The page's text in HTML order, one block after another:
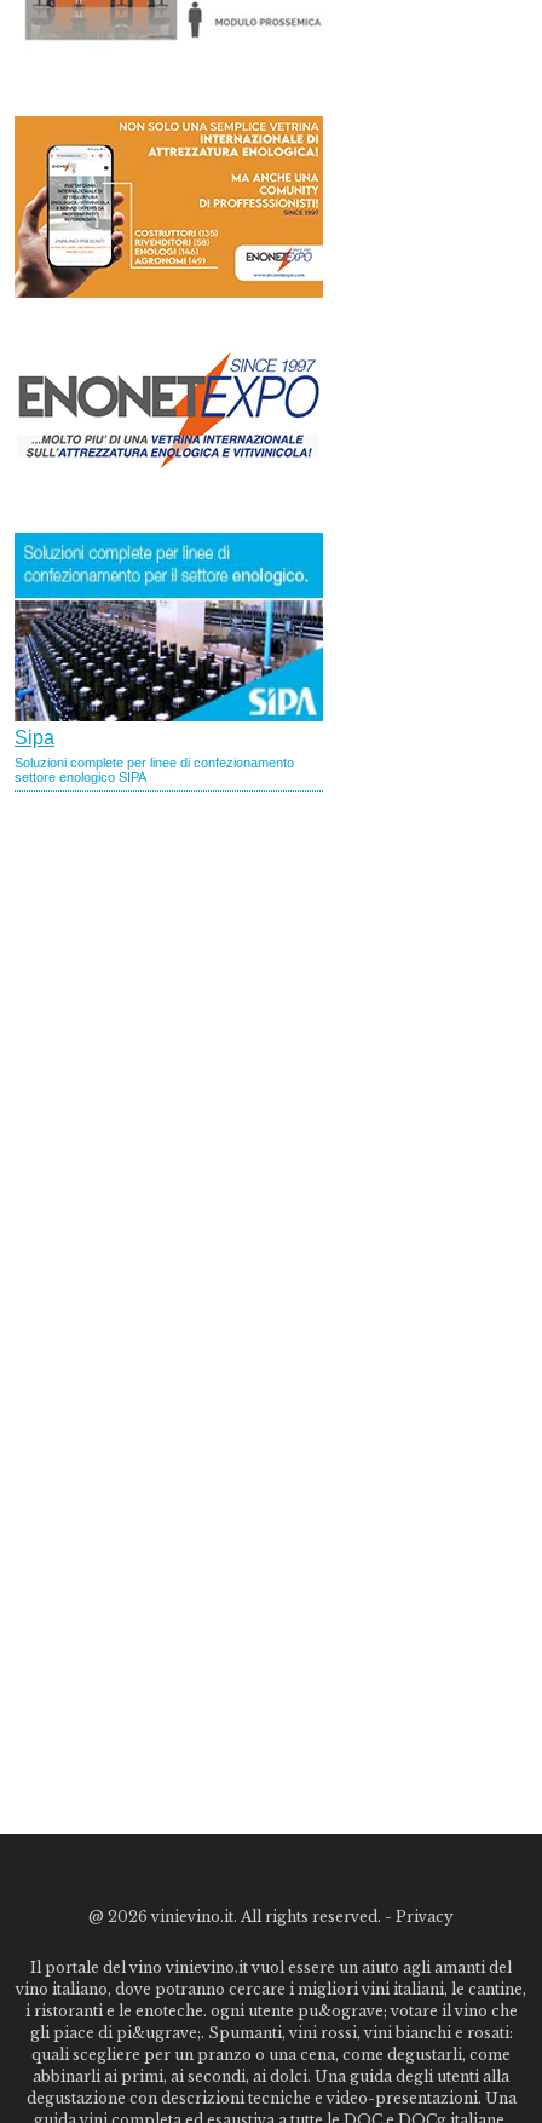
@ 2026 vinievino.it. All rights reserved. - Privacy
Il portale del vino vinievino.it vuol essere un aiuto agli amanti del
vino italiano, dove potranno cercare i migliori vini italiani, le cantine,
i ristoranti e le enoteche. ogni utente pu&ograve; votare il vino che
gli piace di pi&ugrave;. Spumanti, vini rossi, vini bianchi e rosati:
quali scegliere per un pranzo o una cena, come degustarli, come
abbinarli ai primi, ai secondi, ai dolci. Una guida degli utenti alla
degustazione con descrizioni tecniche e video-presentazioni. Una